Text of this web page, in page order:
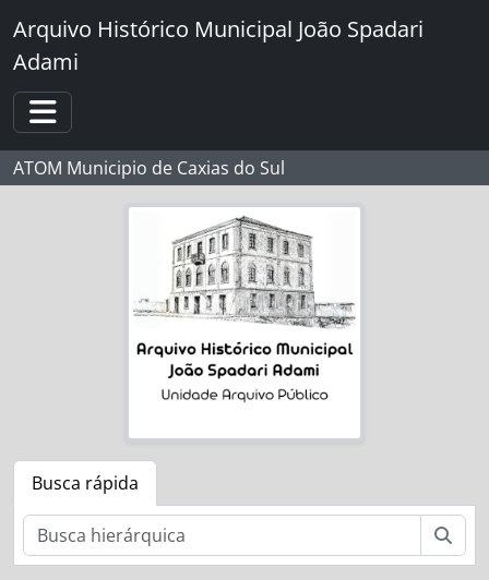
Skip to main content
Arquivo Histórico Municipal João Spadari
Adami
Toggle navigation
ATOM Municipio de Caxias do Sul
Busca rápida